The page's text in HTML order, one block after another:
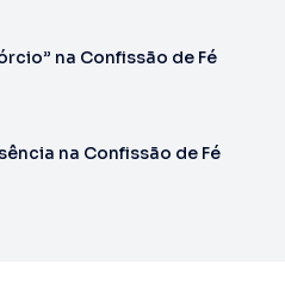
na Confissão de Fé
na Confissão de Fé